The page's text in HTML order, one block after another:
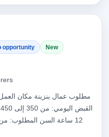
opportunity New